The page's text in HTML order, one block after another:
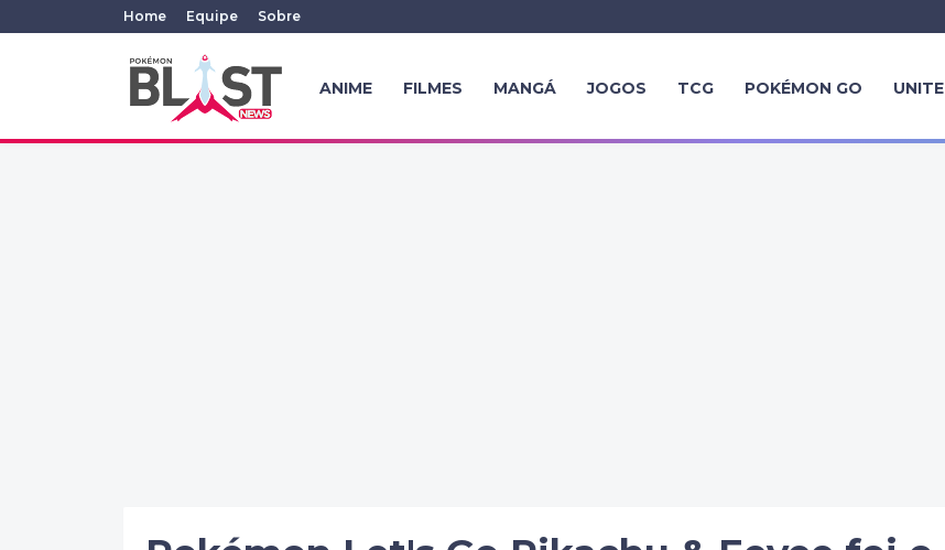
Home Equipe Sobre
ANIME FILMES MANGÁ JOGOS TCG POKÉMON GO UNITE